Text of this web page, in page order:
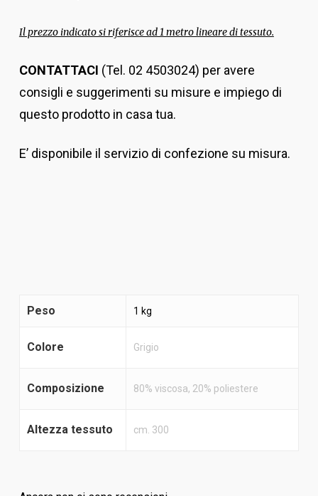
Il prezzo indicato si riferisce ad 1 metro lineare di tessuto.
CONTATTACI (Tel. 02 4503024) per avere
consigli e suggerimenti su misure e impiego di
questo prodotto in casa tua.
E’ disponibile il servizio di confezione su misura.
Peso 1 kg
Colore Grigio
Composizione 80% viscosa, 20% poliestere
Altezza tessuto cm. 300